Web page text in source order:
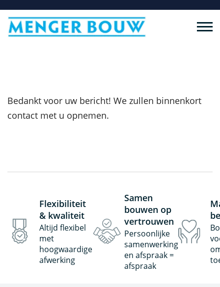
Bedankt voor uw bericht! We zullen binnenkort
contact met u opnemen.
Flexibiliteit
& kwaliteit
Altijd flexibel
met
hoogwaardige
afwerking
Samen
bouwen op
vertrouwen
Persoonlijke
samenwerking
en afspraak =
afspraak